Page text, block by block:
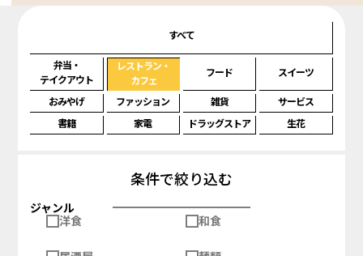
すべて
弁当・
テイクアウト
レストラン・
カフェ
フード スイーツ
おみやげ ファッション 雑貨
サービス
書籍
家電 ドラッグストア 生花
条件で絞り込む
ジャンル
洋食
和食